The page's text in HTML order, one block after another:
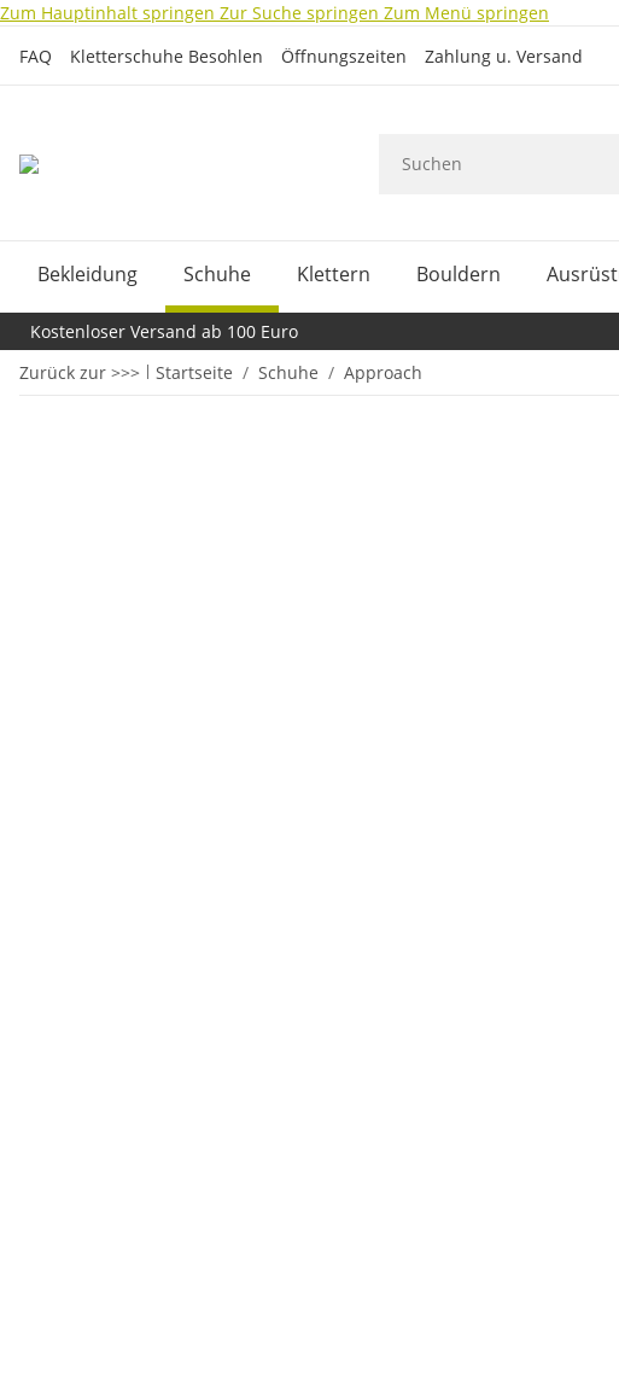
Zum Hauptinhalt springen Zur Suche springen Zum Menü springen
FAQ
Kletterschuhe Besohlen Öffnungszeiten Zahlung u. Versand
Bekleidung Schuhe Klettern Bouldern
Kostenloser Versand ab 100 Euro
Zurück zur >>>
Startseite Schuhe Approach